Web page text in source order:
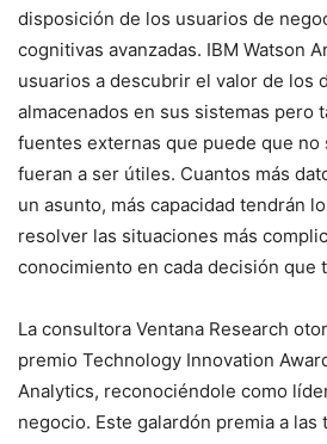
disposición de los usuarios de
cognitivas avanzadas. IBM Watson
usuarios a descubrir el valor de los
almacenados en sus sistemas pero
fuentes externas que puede que no
fueran a ser útiles. Cuantos más
un asunto, más capacidad tendrán
resolver las situaciones más
conocimiento en cada decisión que
La consultora Ventana Research
premio Technology Innovation
Analytics, reconociéndole como
negocio. Este galardón premia a las